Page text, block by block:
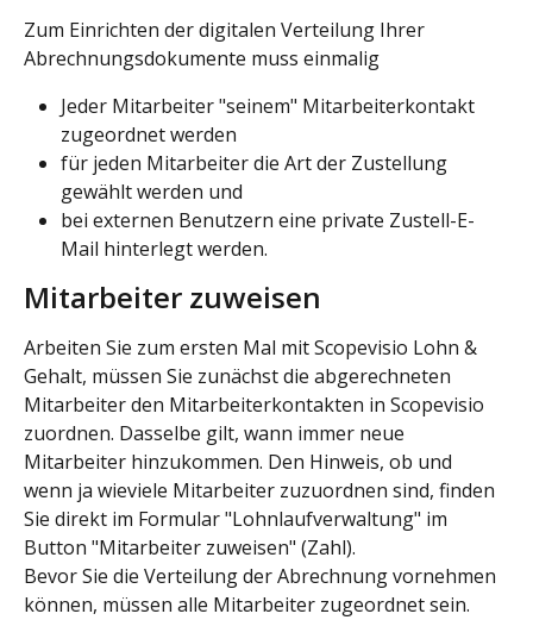
Zum Einrichten der digitalen Verteilung Ihrer
Abrechnungsdokumente muss einmalig
Jeder Mitarbeiter "seinem" Mitarbeiterkontakt
zugeordnet werden
für jeden Mitarbeiter die Art der Zustellung
gewählt werden und
bei externen Benutzern eine private Zustell-E-
Mail hinterlegt werden.
Mitarbeiter zuweisen
Arbeiten Sie zum ersten Mal mit Scopevisio Lohn &
Gehalt, müssen Sie zunächst die abgerechneten
Mitarbeiter den Mitarbeiterkontakten in Scopevisio
zuordnen. Dasselbe gilt, wann immer neue
Mitarbeiter hinzukommen. Den Hinweis, ob und
wenn ja wieviele Mitarbeiter zuzuordnen sind, finden
Sie direkt im Formular "Lohnlaufverwaltung" im
Button "Mitarbeiter zuweisen" (Zahl).
Bevor Sie die Verteilung der Abrechnung vornehmen
können, müssen alle Mitarbeiter zugeordnet sein.